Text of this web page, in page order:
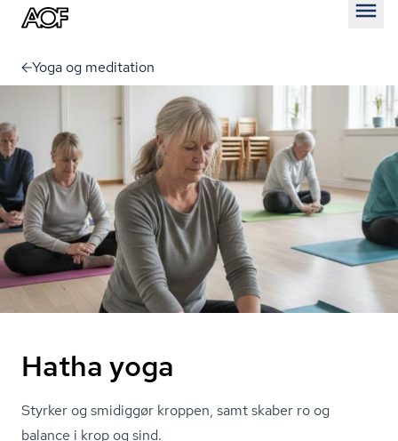
Yoga og meditation
Hatha yoga
Styrker og smidiggør kroppen, samt skaber ro og
balance i krop og sind.